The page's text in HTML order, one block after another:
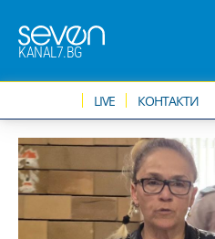
KANAL7.BG
LIVE КОНТАКТИ